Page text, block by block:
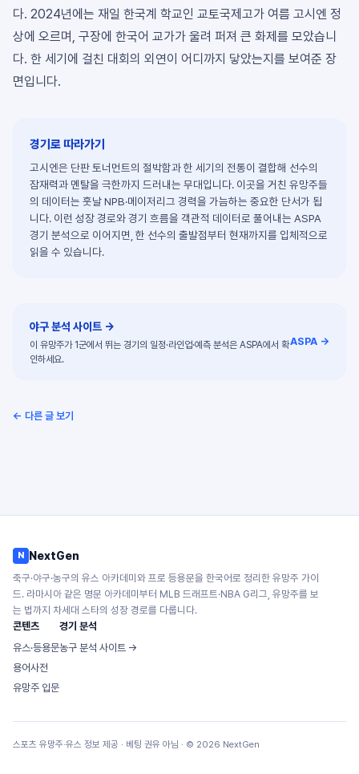
다. 2024년에는 재일 한국계 학교인 교토국제고가 여름 고시엔 정
상에 오르며, 구장에 한국어 교가가 울려 퍼져 큰 화제를 모았습니
다. 한 세기에 걸친 대회의 외연이 어디까지 닿았는지를 보여준 장
면입니다.
경기로 따라가기
고시엔은 단판 토너먼트의 절박함과 한 세기의 전통이 결합해 선수의
잠재력과 멘탈을 극한까지 드러내는 무대입니다. 이곳을 거친 유망주들
의 데이터는 훗날 NPB·메이저리그 경력을 가늠하는 중요한 단서가 됩
니다. 이런 성장 경로와 경기 흐름을 객관적 데이터로 풀어내는 ASPA
경기 분석으로 이어지면, 한 선수의 출발점부터 현재까지를 입체적으로
읽을 수 있습니다.
야구 분석 사이트 →
이 유망주가 1군에서 뛰는 경기의 일정·라인업·예측 분석은 ASPA에서 확
인하세요.
ASPA →
← 다른 글 보기
N NextGen
축구·야구·농구의 유스 아카데미와 프로 등용문을 한국어로 정리한 유망주 가이
드. 라마시아 같은 명문 아카데미부터 MLB 드래프트·NBA G리그, 유망주를 보
는 법까지 차세대 스타의 성장 경로를 다룹니다.
콘텐츠
유스·등용문
용어사전
유망주 입문
경기 분석
농구 분석 사이트 →
스포츠 유망주·유스 정보 제공 · 베팅 권유 아님 · © 2026 NextGen